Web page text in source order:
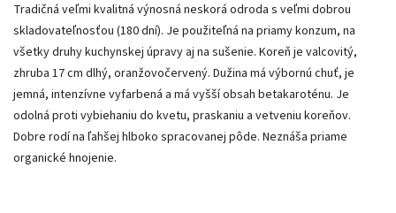
Tradičná veľmi kvalitná výnosná neskorá odroda s veľmi dobrou
skladovateľnosťou (180 dní). Je použiteľná na priamy konzum, na
všetky druhy kuchynskej úpravy aj na sušenie. Koreň je valcovitý,
zhruba 17 cm dlhý, oranžovočervený. Dužina má výbornú chuť, je
jemná, intenzívne vyfarbená a má vyšší obsah betakaroténu. Je
odolná proti vybiehaniu do kvetu, praskaniu a vetveniu koreňov.
Dobre rodí na ľahšej hlboko spracovanej pôde. Neznáša priame
organické hnojenie.